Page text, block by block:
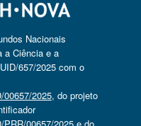
Nacionais
a Ciência e a
657/2025 com o
00657/2025, do projeto